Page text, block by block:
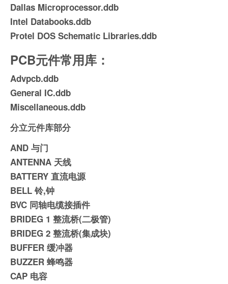
Dallas Microprocessor.ddb
Intel Databooks.ddb
Protel DOS Schematic Libraries.ddb
PCB元件常用库：
Advpcb.ddb
General IC.ddb
Miscellaneous.ddb
分立元件库部分
AND 与门
ANTENNA 天线
BATTERY 直流电源
BELL 铃,钟
BVC 同轴电缆接插件
BRIDEG 1 整流桥(二极管)
BRIDEG 2 整流桥(集成块)
BUFFER 缓冲器
BUZZER 蜂鸣器
CAP 电容